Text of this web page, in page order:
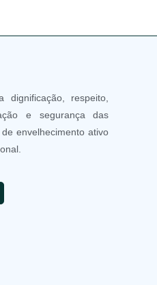
respeito,
e segurança das
envelhecimento ativo